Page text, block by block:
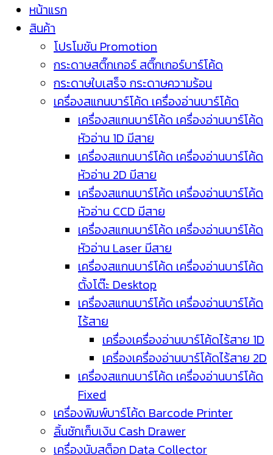
หน้าแรก
สินค้า
โปรโมชัน Promotion
กระดาษสติ๊กเกอร์ สติ๊กเกอร์บาร์โค้ด
กระดาษใบเสร็จ กระดาษความร้อน
เครื่องสแกนบาร์โค้ด เครื่องอ่านบาร์โค้ด
เครื่องสแกนบาร์โค้ด เครื่องอ่านบาร์โค้ด
หัวอ่าน 1D มีสาย
เครื่องสแกนบาร์โค้ด เครื่องอ่านบาร์โค้ด
หัวอ่าน 2D มีสาย
เครื่องสแกนบาร์โค้ด เครื่องอ่านบาร์โค้ด
หัวอ่าน CCD มีสาย
เครื่องสแกนบาร์โค้ด เครื่องอ่านบาร์โค้ด
หัวอ่าน Laser มีสาย
เครื่องสแกนบาร์โค้ด เครื่องอ่านบาร์โค้ด
ตั้งโต๊ะ Desktop
เครื่องสแกนบาร์โค้ด เครื่องอ่านบาร์โค้ด
ไร้สาย
เครื่องเครื่องอ่านบาร์โค้ดไร้สาย 1D
เครื่องเครื่องอ่านบาร์โค้ดไร้สาย 2D
เครื่องสแกนบาร์โค้ด เครื่องอ่านบาร์โค้ด
Fixed
เครื่องพิมพ์บาร์โค้ด Barcode Printer
ลิ้นชักเก็บเงิน Cash Drawer
เครื่องนับสต็อก Data Collector